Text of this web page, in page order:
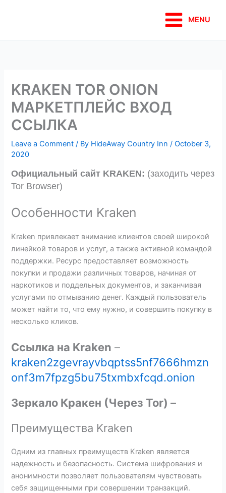
Main
Menu
MENU
KRAKEN TOR ONION
МАРКЕТПЛЕЙС ВХОД
ССЫЛКА
Leave a Comment / By HideAway Country Inn/October 3,
2020
Официальный сайт KRAKEN: (заходить через
Tor Browser)
Особенности Kraken
Kraken привлекает внимание клиентов своей широкой
линейкой товаров и услуг, а также активной командой
поддержки. Ресурс предоставляет возможность
покупки и продажи различных товаров, начиная от
наркотиков и поддельных документов, и заканчивая
услугами по отмыванию денег. Каждый пользователь
может найти то, что ему нужно, и совершить покупку в
несколько кликов.
Cсылка на Kraken –
kraken2zgevrayvbqptss5nf7666hmzn
onf3m7fpzg5bu75txmbxfcqd.onion
Зеркало Кракен (Через Tor) –
Преимущества Kraken
Одним из главных преимуществ Kraken является
надежность и безопасность. Система шифрования и
анонимности позволяет пользователям чувствовать
себя защищенными при совершении транзакций.